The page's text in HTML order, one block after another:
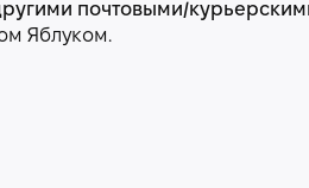
почтовыми/
Яблуком.